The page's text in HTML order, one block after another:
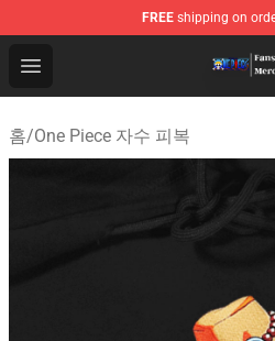
FREE shipping on
Open menu
One Piece Store - Official
홈/One Piece 자수 피복